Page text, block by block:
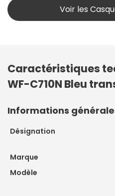
Voir les
Caractéristiques
WF-C710N Bleu
Informations
Désignation
Marque
Modèle